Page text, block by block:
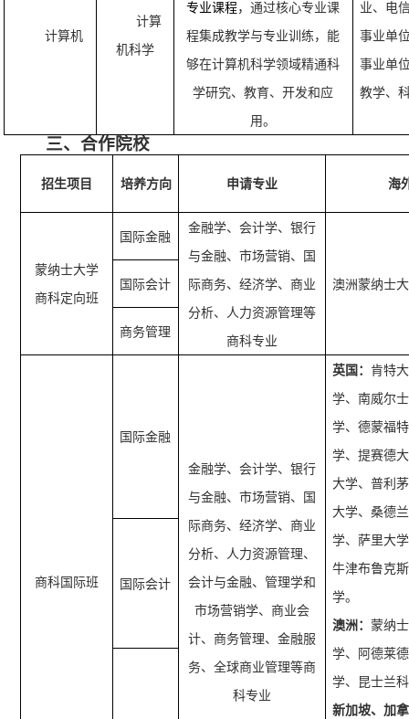
计算机
计算
机科学
专业课程，通过核心专业课
程集成教学与专业训练，能
够在计算机科学领域精通科
学研究、教育、开发和应
用。
业、电
事业单
事业单
教学、
三、合作院校
招生项目 培养方向 申请专业 海
蒙纳士大学
商科定向班
国际金融
金融学、会计学、银行
与金融、市场营销、国
际商务、经济学、商业
分析、人力资源管理等
商科专业
澳洲蒙纳士
国际会计
商务管理
商科国际班
国际金融
金融学、会计学、银行
与金融、市场营销、国
际商务、经济学、商业
分析、人力资源管理、
会计与金融、管理学和
市场营销学、商业会
计、商务管理、金融服
务、全球商业管理等商
科专业
英国： 肯特
学、南威尔
学、德蒙福
学、提赛德
大学、普利
大学、桑德
学、萨里大
牛津布鲁克
学。
澳洲： 蒙纳
学、阿德莱
学、昆士兰
新加坡、加
国际会计